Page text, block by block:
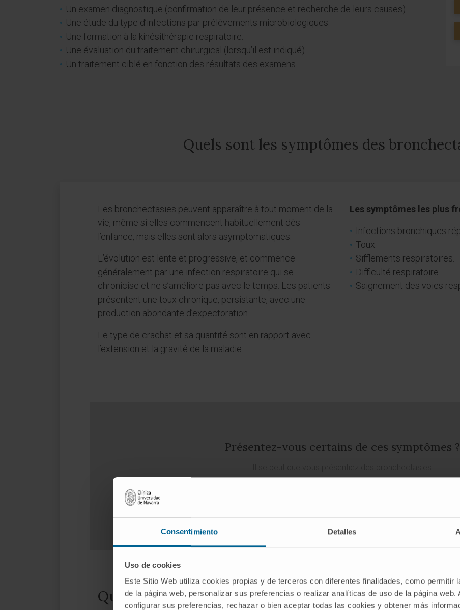
Consentimiento Detalles
Uso de cookies
Este Sitio Web utiliza cookies propias y de terceros con diferentes finalidades, como permitir
de la página web, personalizar sus preferencias o realizar analíticas de uso de la página web.
configurar sus preferencias, rechazar o bien aceptar todas las cookies y obtener más
Un examen diagnostique (confirmation de leur présence et recherche de leurs causes).
Une étude du type d’infections par prélèvements microbiologiques.
Une formation à la kinésithérapie respiratoire.
Une évaluation du traitement chirurgical (lorsqu’il est indiqué).
Un traitement ciblé en fonction des résultats des examens.
Quels sont les symptômes des
Les bronchectasies peuvent apparaître à tout moment de la
vie, même si elles commencent habituellement dès
l’enfance, mais elles sont alors asymptomatiques.
L’évolution est lente et progressive, et commence
généralement par une infection respiratoire qui se
chronicise et ne s’améliore pas avec le temps. Les patients
présentent une toux chronique, persistante, avec une
production abondante d’expectoration.
Le type de crachat et sa quantité sont en rapport avec
l’extension et la gravité de la maladie.
Les symptômes les plus
Infections bronchiques
Toux.
Sifflements respiratoires.
Difficulté respiratoire.
Saignement des voies
Présentez-vous certains de ces symptômes ?
Quelles en sont les causes ?
Comment